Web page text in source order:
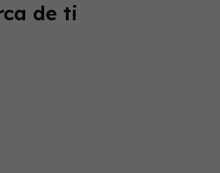
de ti